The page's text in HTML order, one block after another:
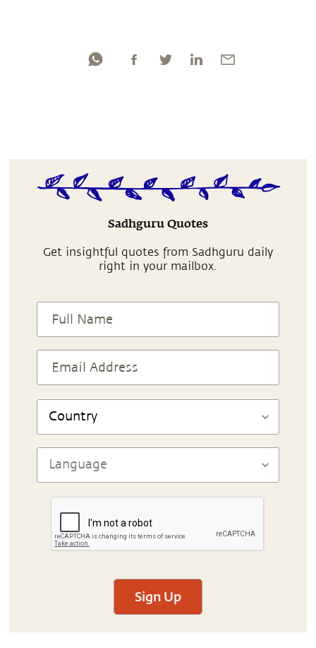
Sadhguru Quotes
Get insightful quotes from Sadhguru daily
right in your mailbox.
Sign Up